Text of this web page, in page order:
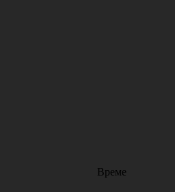
Време